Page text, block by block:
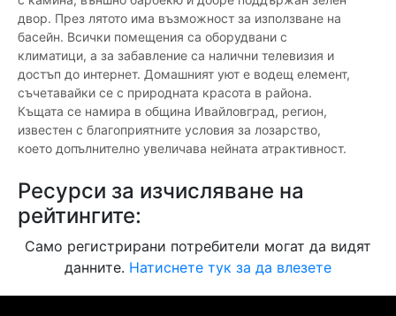
двор. През лятото има възможност за използване на
басейн. Всички помещения са оборудвани с
климатици, а за забавление са налични телевизия и
достъп до интернет. Домашният уют е водещ елемент,
съчетавайки се с природната красота в района.
Къщата се намира в община Ивайловград, регион,
известен с благоприятните условия за лозарство,
което допълнително увеличава нейната атрактивност.
Ресурси за изчисляване на
рейтингите:
Само регистрирани потребители могат да видят
данните. Натиснете тук за да влезете